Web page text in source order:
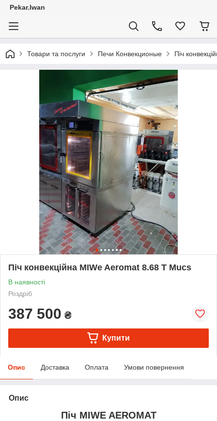
Pekar.Iwan
Товари та послуги Печи Конвекционые Піч
Піч конвекційна MIWe Aeromat 8.68 T Mucs
В наявності
Роздріб
387 500 ₴
Купити
Опис Доставка Оплата Умови повернення
Опис
Піч MIWE AEROMAT